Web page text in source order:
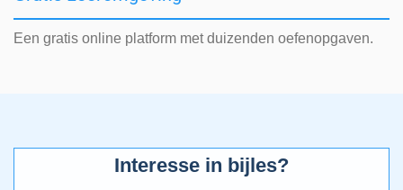
Een gratis online platform met duizenden oefenopgaven.
Interesse in bijles?